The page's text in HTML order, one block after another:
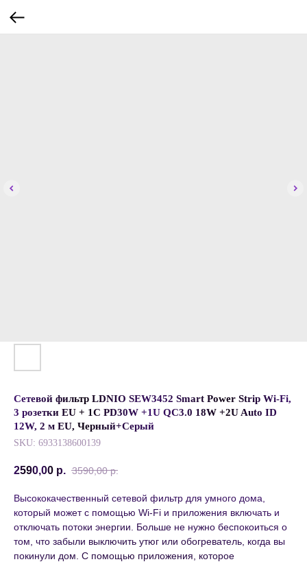
Cетевой фильтр LDNIO SEW3452 Smart Power Strip Wi-Fi,
3 розетки EU + 1C PD30W +1U QC3.0 18W +2U Auto ID
12W, 2 м EU, Черный+Серый
SKU: 6933138600139
2590,00 р. 3590,00 р.
Высококачественный сетевой фильтр для умного дома,
который может с помощью Wi-Fi и приложения включать и
отключать потоки энергии. Больше не нужно беспокоиться о
том, что забыли выключить утюг или обогреватель, когда вы
покинули дом. С помощью приложения, которое